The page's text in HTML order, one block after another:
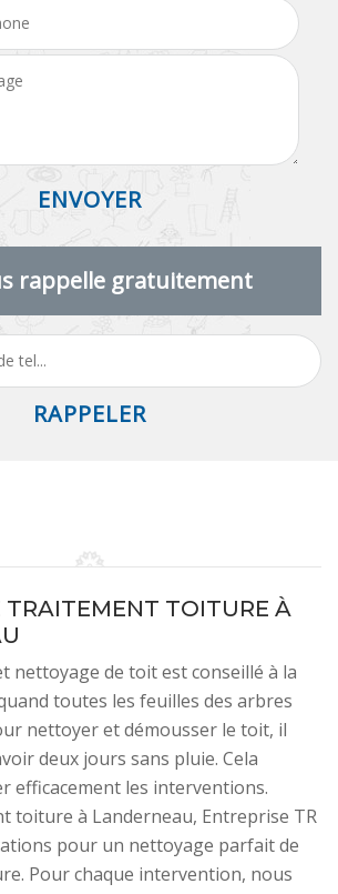
rappelle gratuitement
TRAITEMENT TOITURE À
nettoyage de toit est conseillé à la
toutes les feuilles des arbres
nettoyer et démousser le toit, il
deux jours sans pluie. Cela
efficacement les interventions.
toiture à Landerneau, Entreprise TR
pour un nettoyage parfait de
Pour chaque intervention, nous